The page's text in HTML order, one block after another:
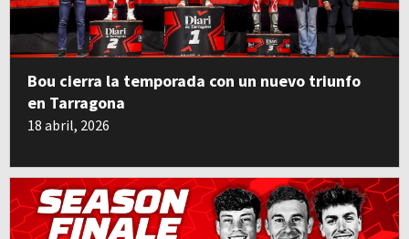
Bou cierra la temporada con un nuevo triunfo
en Tarragona
18 abril, 2026